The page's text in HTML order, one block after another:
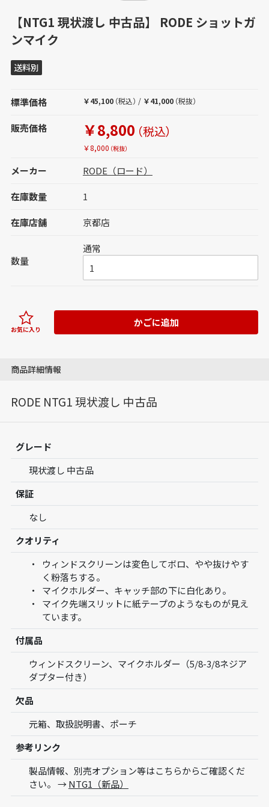
【NTG1 現状渡し 中古品】 RODE ショットガ
ンマイク
送料別
標準価格 ￥45,100 （税込） / ￥41,000 （税抜）
販売価格 ￥8,800 （税込）
￥8,000 （税抜）
メーカー RODE（ロード）
在庫数量 1
在庫店舗 京都店
数量
通常
かごに追加
お気に入り
商品詳細情報
RODE NTG1 現状渡し 中古品
グレード
現状渡し 中古品
保証
なし
クオリティ
ウィンドスクリーンは変色してボロ、やや抜けやす
く粉落ちする。
マイクホルダー、キャッチ部の下に白化あり。
マイク先端スリットに紙テープのようなものが見え
ています。
付属品
ウィンドスクリーン、マイクホルダー（5/8-3/8ネジア
ダプター付き）
欠品
元箱、取扱説明書、ポーチ
参考リンク
製品情報、別売オプション等はこちらからご確認くだ
さい。 →NTG1（新品）